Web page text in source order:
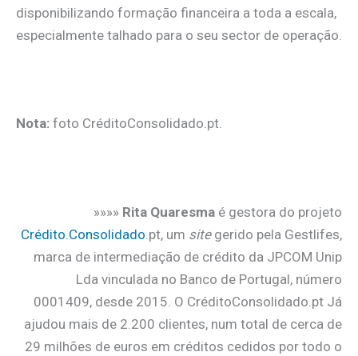
disponibilizando formação financeira a toda a escala,
especialmente talhado para o seu sector de operação.
Nota: foto CréditoConsolidado.pt.
»»»» Rita Quaresma é gestora do projeto
Crédito.Consolidado .pt, um sitegerido pela Gestlifes,
marca de intermediação de crédito da JPCOM Unip
Lda vinculada no Banco de Portugal, número
0001409, desde 2015. O CréditoConsolidado.pt Já
ajudou mais de 2.200 clientes, num total de cerca de
29 milhões de euros em créditos cedidos por todo o